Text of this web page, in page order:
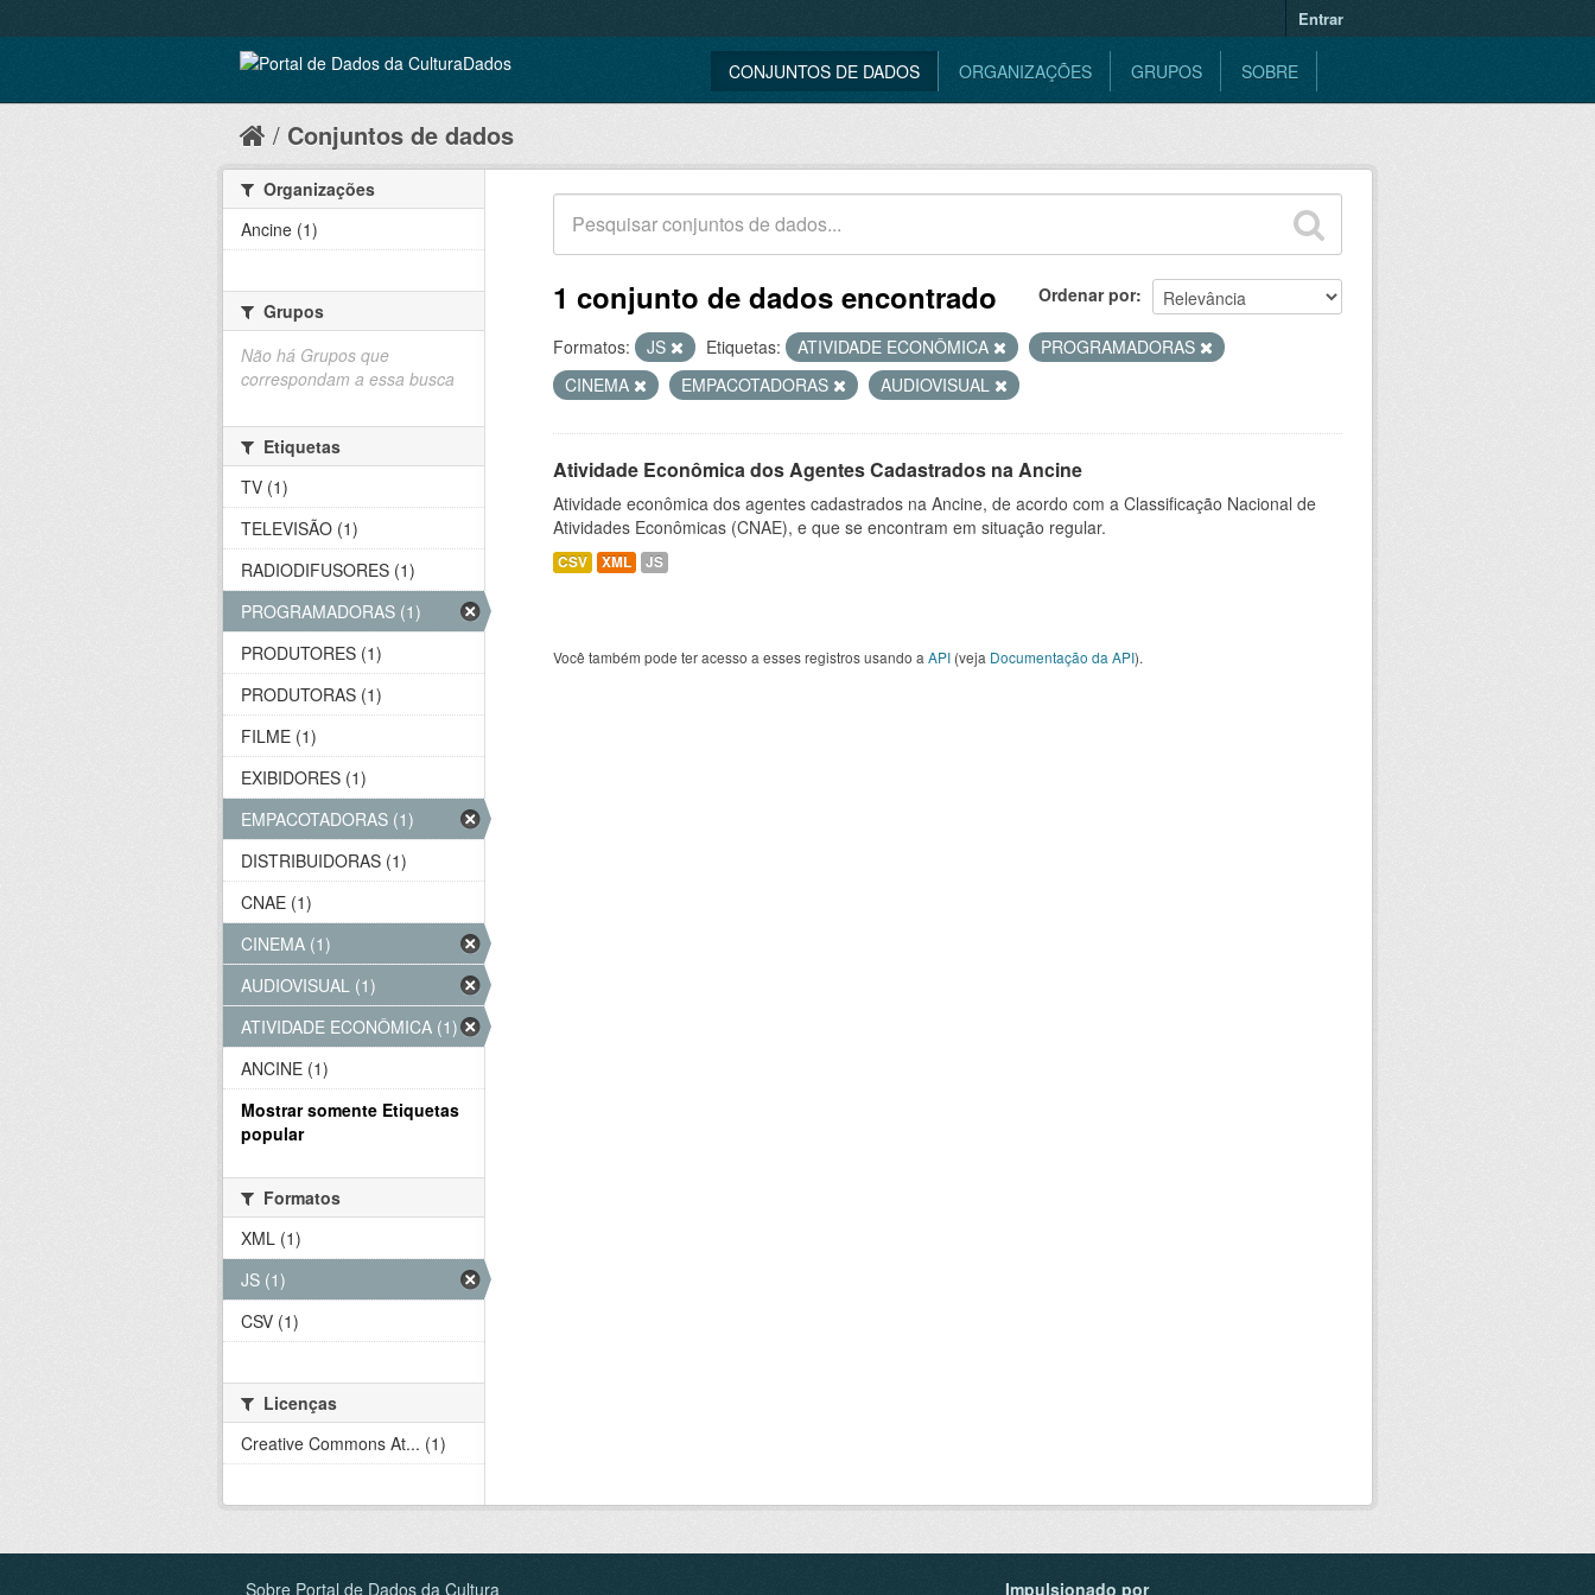
Entrar
CONJUNTOS DE DADOS ORGANIZAÇÕES GRUPOS SOBRE
Conjuntos de dados
Ordenar por
1 conjunto de dados encontrado
Formatos: JS Etiquetas: ATIVIDADE ECONÔMICA
PROGRAMADORAS
CINEMA
EMPACOTADORAS AUDIOVISUAL
Atividade Econômica dos Agentes Cadastrados na Ancine
Atividade econômica dos agentes cadastrados na Ancine, de acordo com a Classificação Nacional de
Atividades Econômicas (CNAE), e que se encontram em situação regular.
CSV XML JS
Você também pode ter acesso a esses registros usando a API (veja Documentação da API).
Organizações
Ancine (1)
Grupos
Não há Grupos que
correspondam a essa busca
Etiquetas
TV (1)
TELEVISÃO (1)
RADIODIFUSORES (1)
PROGRAMADORAS (1)
PRODUTORES (1)
PRODUTORAS (1)
FILME (1)
EXIBIDORES (1)
EMPACOTADORAS (1)
DISTRIBUIDORAS (1)
CNAE (1)
CINEMA (1)
AUDIOVISUAL (1)
ATIVIDADE ECONÔMICA (1)
ANCINE (1)
Mostrar somente Etiquetas
popular
Formatos
XML (1)
JS (1)
CSV (1)
Licenças
Creative Commons At... (1)
Sobre Portal de Dados da Cultura Impulsionado por